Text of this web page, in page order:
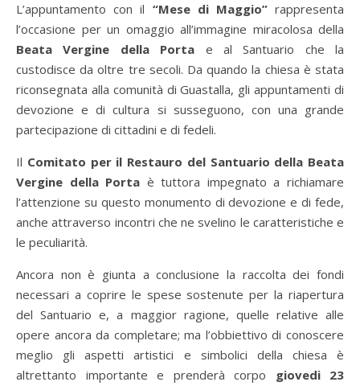
L’appuntamento con il “Mese di Maggio” rappresenta
l’occasione per un omaggio all’immagine miracolosa della
Beata Vergine della Porta e al Santuario che la
custodisce da oltre tre secoli. Da quando la chiesa è stata
riconsegnata alla comunità di Guastalla, gli appuntamenti di
devozione e di cultura si susseguono, con una grande
partecipazione di cittadini e di fedeli.
Il Comitato per il Restauro del Santuario della Beata
Vergine della Porta è tuttora impegnato a richiamare
l’attenzione su questo monumento di devozione e di fede,
anche attraverso incontri che ne svelino le caratteristiche e
le peculiarità.
Ancora non è giunta a conclusione la raccolta dei fondi
necessari a coprire le spese sostenute per la riapertura
del Santuario e, a maggior ragione, quelle relative alle
opere ancora da completare; ma l’obbiettivo di conoscere
meglio gli aspetti artistici e simbolici della chiesa è
altrettanto importante e prenderà corpo giovedi 23